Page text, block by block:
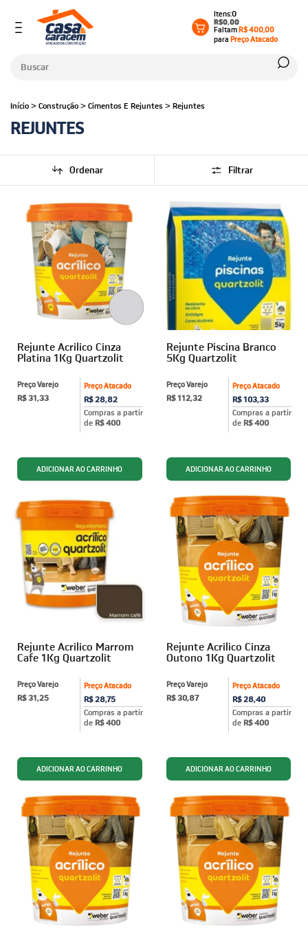
0
R$0,00
FaltamR$ 400,00
paraPreço Atacado
Início > Construção > Cimentos E Rejuntes > Rejuntes
REJUNTES
Ordenar Filtrar
Rejunte Acrilico Cinza
Platina 1Kg Quartzolit
Preço Atacado
R$ 28,82
Compras a partir
de R$ 400
Preço Varejo
R$ 31,33
Rejunte Piscina Branco
5Kg Quartzolit
Preço Atacado
R$ 103,33
Compras a partir
de R$ 400
Preço Varejo
R$ 112,32
Rejunte Acrilico Marrom
Cafe 1Kg Quartzolit
Preço Atacado
R$ 28,75
Compras a partir
de R$ 400
Preço Varejo
R$ 31,25
Rejunte Acrilico Cinza
Outono 1Kg Quartzolit
Preço Atacado
R$ 28,40
Compras a partir
de R$ 400
Preço Varejo
R$ 30,87